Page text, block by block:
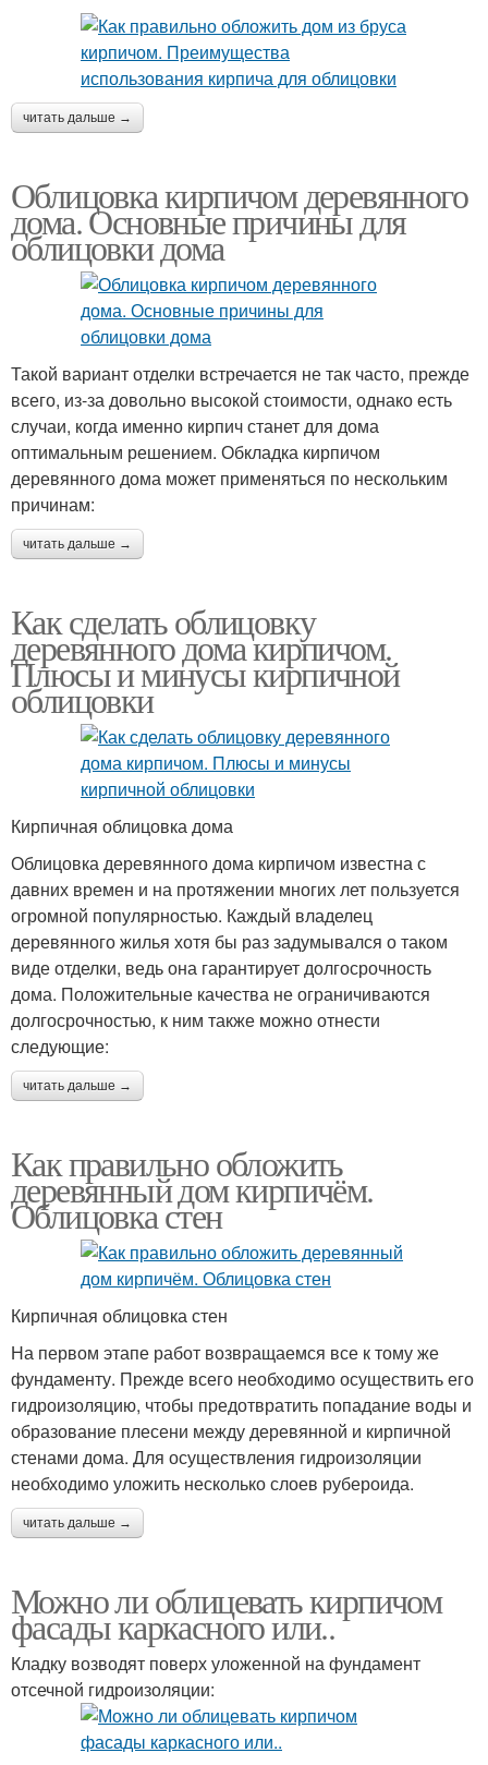
читать дальше →
Облицовка кирпичом деревянного
дома. Основные причины для
облицовки дома
Такой вариант отделки встречается не так часто, прежде
всего, из-за довольно высокой стоимости, однако есть
случаи, когда именно кирпич станет для дома
оптимальным решением. Обкладка кирпичом
деревянного дома может применяться по нескольким
причинам:
читать дальше →
Как сделать облицовку
деревянного дома кирпичом.
Плюсы и минусы кирпичной
облицовки
Кирпичная облицовка дома
Облицовка деревянного дома кирпичом известна с
давних времен и на протяжении многих лет пользуется
огромной популярностью. Каждый владелец
деревянного жилья хотя бы раз задумывался о таком
виде отделки, ведь она гарантирует долгосрочность
дома. Положительные качества не ограничиваются
долгосрочностью, к ним также можно отнести
следующие:
читать дальше →
Как правильно обложить
деревянный дом кирпичём.
Облицовка стен
Кирпичная облицовка стен
На первом этапе работ возвращаемся все к тому же
фундаменту. Прежде всего необходимо осуществить его
гидроизоляцию, чтобы предотвратить попадание воды и
образование плесени между деревянной и кирпичной
стенами дома. Для осуществления гидроизоляции
необходимо уложить несколько слоев рубероида.
читать дальше →
Можно ли облицевать кирпичом
фасады каркасного или..
Кладку возводят поверх уложенной на фундамент
отсечной гидроизоляции: